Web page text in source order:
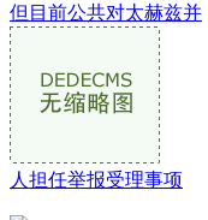
但目前公共对太赫兹并
人担任举报受理事项